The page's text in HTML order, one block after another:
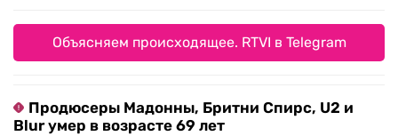
Объясняем происходящее. RTVI в Telegram
Продюсеры Мадонны, Бритни Спирс, U2 и
Blur умер в возрасте 69 лет